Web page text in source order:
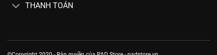
THANH TOÁN